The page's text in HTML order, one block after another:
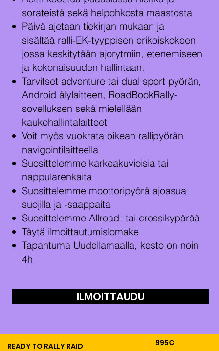
sorateistä sekä helpohkosta maastosta
Päivä ajetaan tiekirjan mukaan ja
sisältää ralli-EK-tyyppisen erikoiskokeen,
jossa keskitytään ajorytmiin, etenemiseen
ja kokonaisuuden hallintaan.
Tarvitset adventure tai dual sport pyörän,
Android älylaitteen, RoadBookRally-
sovelluksen sekä mielellään
kaukohallintalaitteet
Voit myös vuokrata oikean rallipyörän
navigointilaitteella
Suosittelemme karkeakuvioisia tai
nappularenkaita
Suosittelemme moottoripyörä ajoasua
suojilla ja -saappaita
Suosittelemme Allroad- tai crossikypärää
Täytä ilmoittautumislomake
Tapahtuma Uudellamaalla, kesto on noin
4h
ILMOITTAUDU
READY TO RALLY RAID 995€